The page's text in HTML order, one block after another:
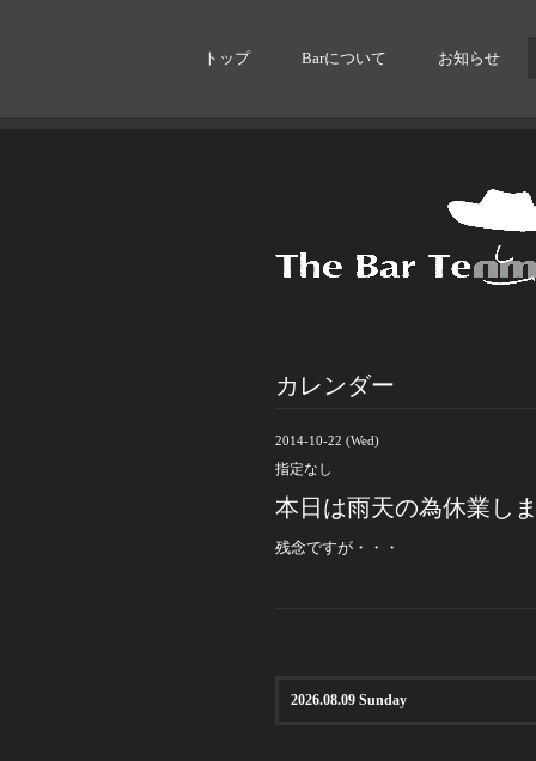
トップ Barについて お知らせ
カレンダー
2014-10-22 (Wed)
指定なし
本日は雨天の為休業し
残念ですが・・・
2026.08.09 Sunday